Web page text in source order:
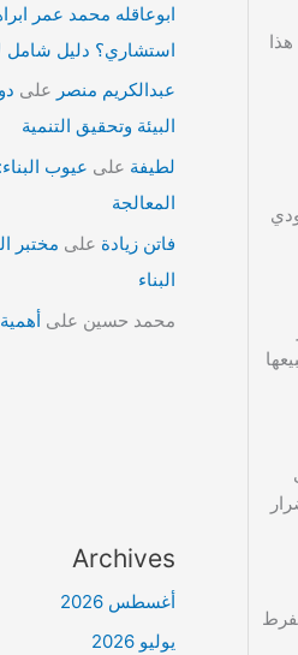
تصل الغرامة إلى 500,000 ريال سعودي
ابوعاقله محمد عمر
استشاري؟ دليل شامل
عبدالكريم منصر على
البيئة وتحقيق التنمية
لطيفة على عيوب
المعالجة
فاتن زيادة على مختبر
البناء
محمد حسين على
Archives
أغسطس 2026
يوليو 2026